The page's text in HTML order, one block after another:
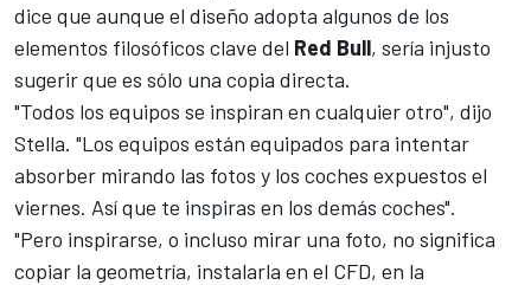
dice que aunque el diseño adopta algunos de los
elementos filosóficos clave del Red Bull, sería injusto
sugerir que es sólo una copia directa.
"Todos los equipos se inspiran en cualquier otro", dijo
Stella. "Los equipos están equipados para intentar
absorber mirando las fotos y los coches expuestos el
viernes. Así que te inspiras en los demás coches".
"Pero inspirarse, o incluso mirar una foto, no significa
copiar la geometría, instalarla en el CFD, en la